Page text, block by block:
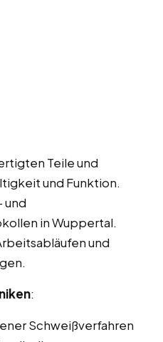
Teile und
und Funktion.
und
in Wuppertal.
und
:
Schweißverfahren